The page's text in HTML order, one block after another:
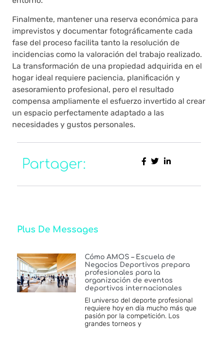
Finalmente, mantener una reserva económica para
imprevistos y documentar fotográficamente cada
fase del proceso facilita tanto la resolución de
incidencias como la valoración del trabajo realizado.
La transformación de una propiedad adquirida en el
hogar ideal requiere paciencia, planificación y
asesoramiento profesional, pero el resultado
compensa ampliamente el esfuerzo invertido al crear
un espacio perfectamente adaptado a las
necesidades y gustos personales.
Partager:
Plus De Messages
Cómo AMOS – Escuela de
Negocios Deportivos prepara
profesionales para la
organización de eventos
deportivos internacionales
El universo del deporte profesional
requiere hoy en día mucho más que
pasión por la competición. Los
grandes torneos y